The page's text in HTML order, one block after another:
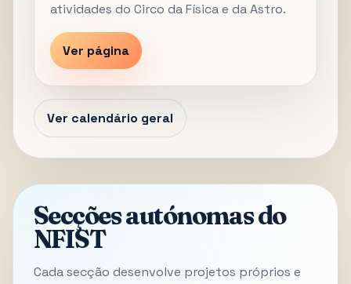
atividades do Circo da Física e da Astro.
Ver página
Ver calendário geral
Secções autónomas do
NFIST
Cada secção desenvolve projetos próprios e